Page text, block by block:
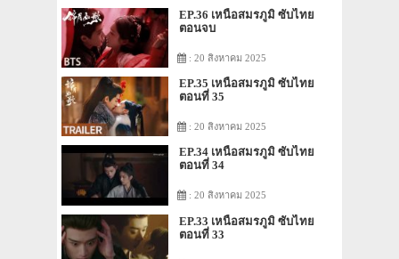
EP.36 เหนือสมรภูมิ ซับไทย
ตอนจบ
: 20 สิงหาคม 2025
EP.35 เหนือสมรภูมิ ซับไทย
ตอนที่ 35
: 20 สิงหาคม 2025
EP.34 เหนือสมรภูมิ ซับไทย
ตอนที่ 34
: 20 สิงหาคม 2025
EP.33 เหนือสมรภูมิ ซับไทย
ตอนที่ 33